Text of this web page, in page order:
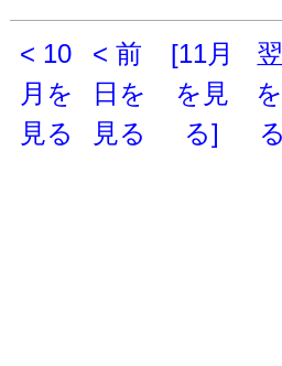
< 10
月を
見る
< 前
日を
見る
[11月
を見
る]